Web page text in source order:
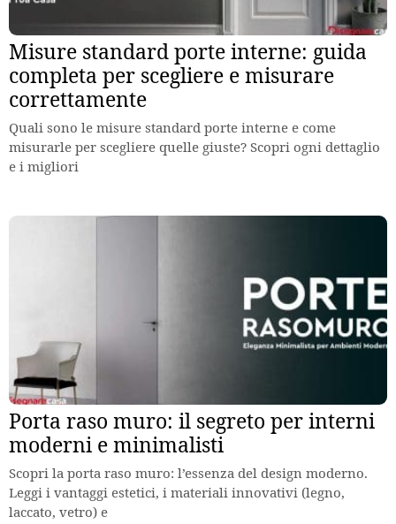
Misure standard porte interne: guida
completa per scegliere e misurare
correttamente
Quali sono le misure standard porte interne e come
misurarle per scegliere quelle giuste? Scopri ogni dettaglio
e i migliori
Porta raso muro: il segreto per interni
moderni e minimalisti
Scopri la porta raso muro: l’essenza del design moderno.
Leggi i vantaggi estetici, i materiali innovativi (legno,
laccato, vetro) e